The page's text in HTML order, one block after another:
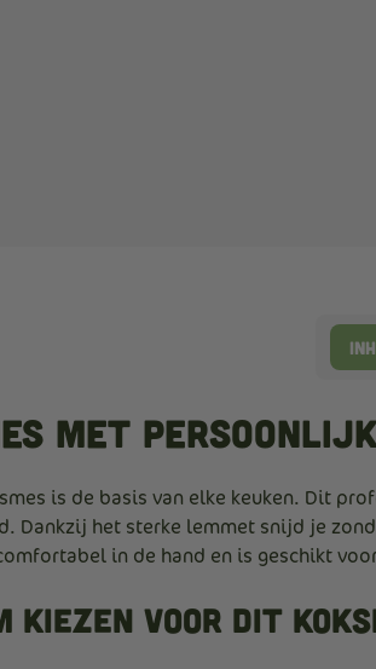
met
is de basis van elke keuken. Dit
Dankzij het sterke lemmet snijd je
in de hand en is geschikt
kiezen voor dit